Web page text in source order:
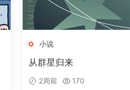
小说
从群星归来
2周前 170